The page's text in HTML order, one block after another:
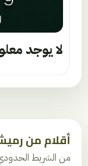
لا يوجد
أقلام من
من الشريط